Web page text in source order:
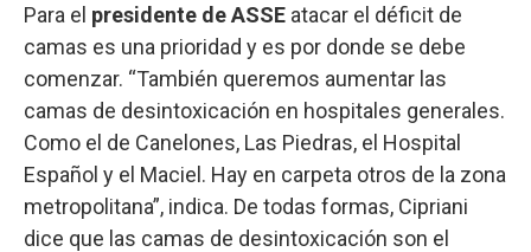
Para el presidente de ASSE atacar el déficit de
camas es una prioridad y es por donde se debe
comenzar. “También queremos aumentar las
camas de desintoxicación en hospitales generales.
Como el de Canelones, Las Piedras, el Hospital
Español y el Maciel. Hay en carpeta otros de la zona
metropolitana”, indica. De todas formas, Cipriani
dice que las camas de desintoxicación son el